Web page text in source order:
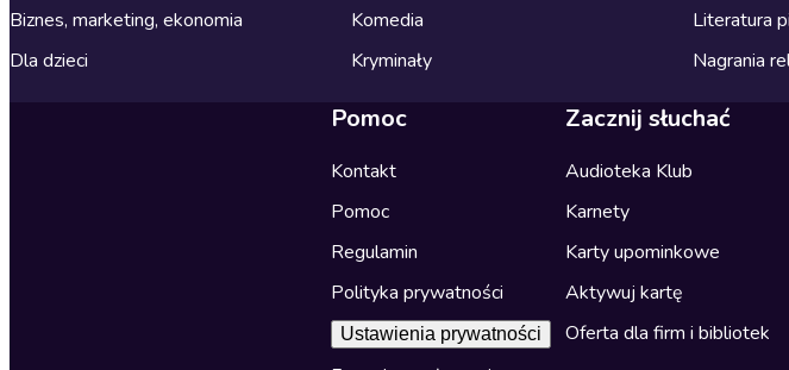
Biznes, marketing, ekonomia
Dla dzieci
Komedia
Kryminały
Literatura
Nagrania
Pomoc
Kontakt
Pomoc
Regulamin
Polityka prywatności
Ustawienia prywatności
Zacznij słuchać
Audioteka Klub
Karnety
Karty upominkowe
Aktywuj kartę
Oferta dla firm i bibliotek